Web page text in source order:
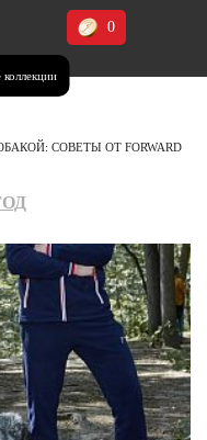
коллекции
0
СОВЕТЫ ОТ FORWARD